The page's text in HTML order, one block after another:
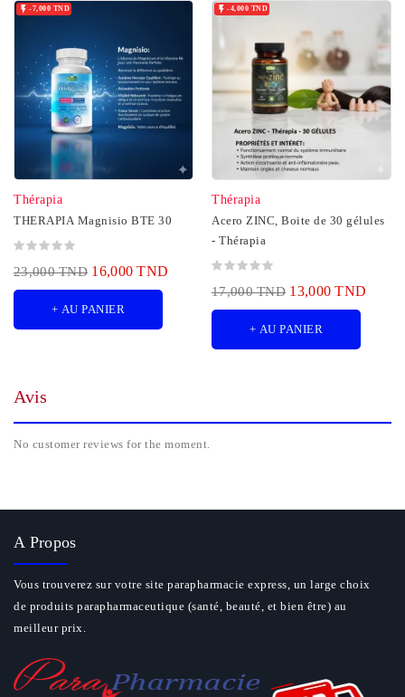
 -7,000 TND
Thérapia
THERAPIA Magnisio BTE 30
23,000 TND 16,000 TND
+ AU PANIER
 -4,000 TND
Thérapia
Acero ZINC, Boite de 30 gélules
- Thérapia
17,000 TND 13,000 TND
+ AU PANIER
Avis
No customer reviews for the moment.
A Propos
Vous trouverez sur votre site parapharmacie express, un large choix
de produits parapharmaceutique (santé, beauté, et bien être) au
meilleur prix.